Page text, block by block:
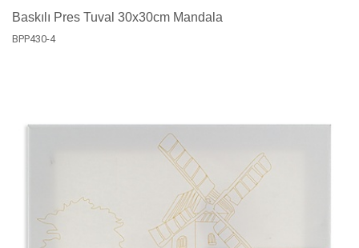
Baskılı Pres Tuval 30x30cm Mandala
BPP430-4